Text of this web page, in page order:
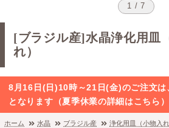
1 / 7
[ブラジル産]水晶浄化用皿
れ）
8月16日(日)10時～21日(金)のご注文
となります（夏季休業の詳細はこちら）
ホーム 水晶 ブラジル産
浄化用皿（小物入れ